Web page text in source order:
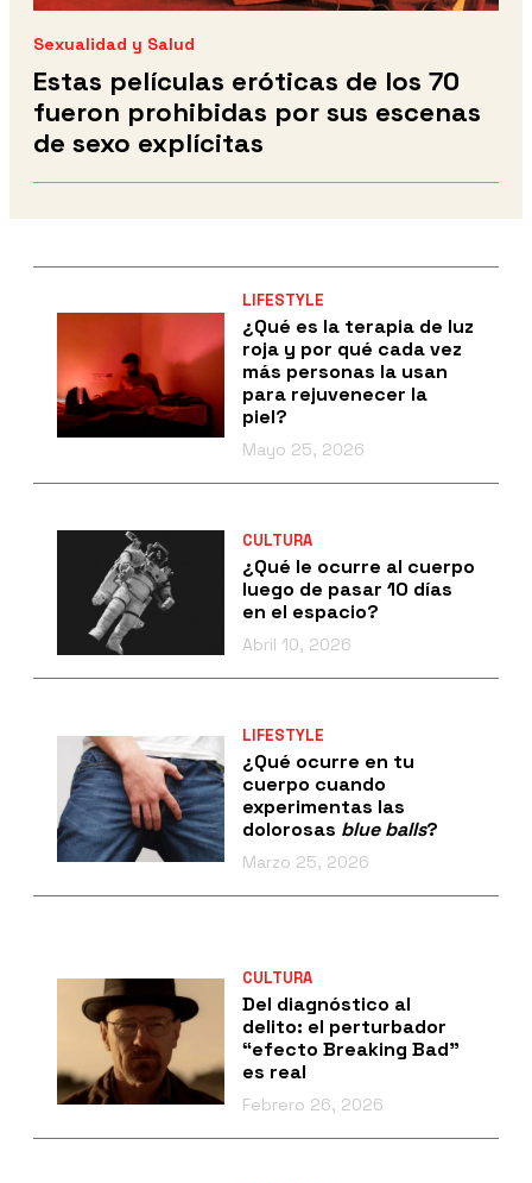
Sexualidad y Salud
Estas películas eróticas de los 70
fueron prohibidas por sus escenas
de sexo explícitas
LIFESTYLE
¿Qué es la terapia de luz
roja y por qué cada vez
más personas la usan
para rejuvenecer la
piel?
Mayo 25, 2026
CULTURA
¿Qué le ocurre al cuerpo
luego de pasar 10 días
en el espacio?
Abril 10, 2026
LIFESTYLE
¿Qué ocurre en tu
cuerpo cuando
experimentas las
dolorosas blue balls?
Marzo 25, 2026
CULTURA
Del diagnóstico al
delito: el perturbador
“efecto Breaking Bad”
es real
Febrero 26, 2026